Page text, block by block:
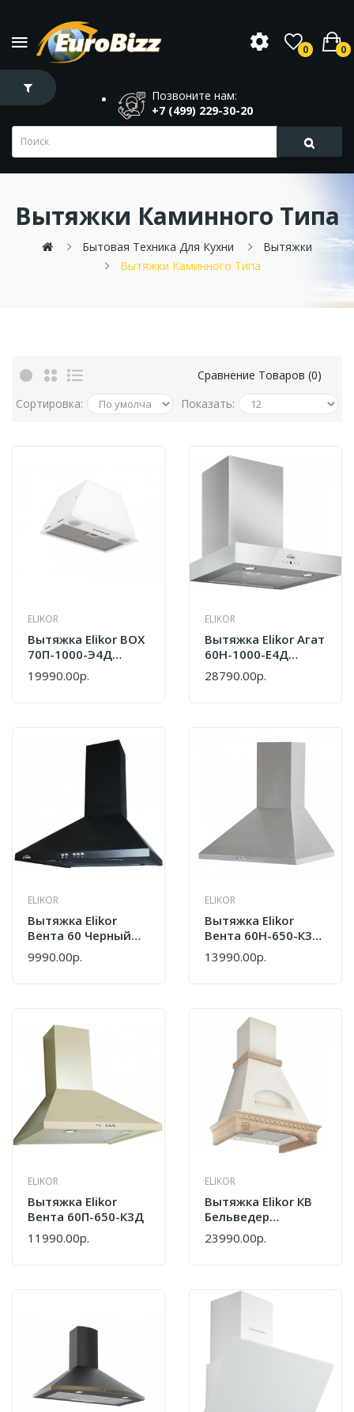
0 0
Позвоните нам:
+7 (499) 229-30-20
Вытяжки Каминного Типа
Бытовая Техника Для Кухни
Вытяжки
Вытяжки Каминного Типа
Сравнение Товаров (0)
Сортировка:
Показать:
ELIKOR
Вытяжка Elikor BOX
70П-1000-Э4Д
305.0739.941
19990.00р.
ELIKOR
Вытяжка Elikor Агат
60Н-1000-Е4Д
Нержавеющая
Сталь/белый
28790.00р.
ELIKOR
Вытяжка Elikor
Вента 60 Черный
(650) Кп
320.0564.729
9990.00р.
ELIKOR
Вытяжка Elikor
Вента 60Н-650-К3Д
Нерж
13990.00р.
ELIKOR
Вытяжка Elikor
Вента 60П-650-К3Д
11990.00р.
ELIKOR
Вытяжка Elikor КВ
Бельведер
Флореале
Бежевый/дуб
321.0564.533
23990.00р.